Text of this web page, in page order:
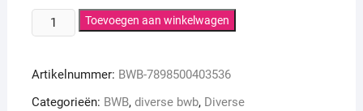
Aluminiumfolie
43x58
zilver
aantal
Toevoegen aan winkelwagen
Artikelnummer: BWB-7898500403536
Categorieën: BWB, diverse bwb, Diverse